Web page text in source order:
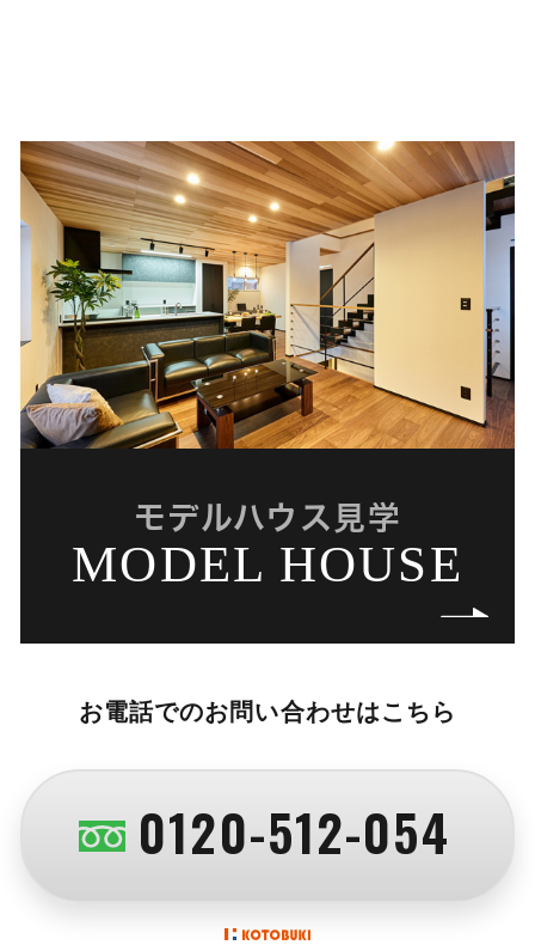
モデルハウス見学
MODEL HOUSE
お電話でのお問い合わせはこちら
0120-512-054